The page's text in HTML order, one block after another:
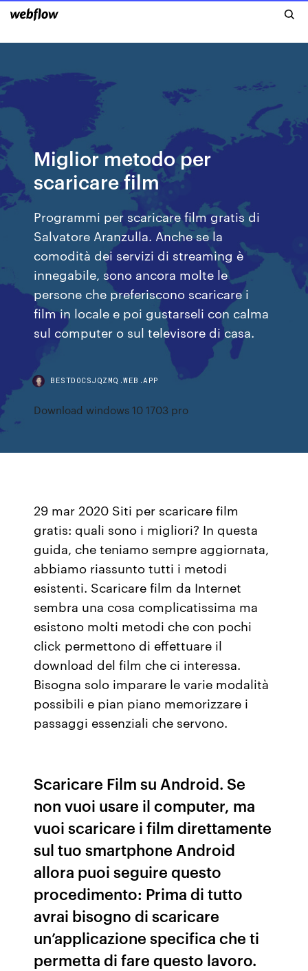
Miglior metodo per
scaricare film
Programmi per scaricare film gratis di
Salvatore Aranzulla. Anche se la
comodità dei servizi di streaming è
innegabile, sono ancora molte le
persone che preferiscono scaricare i
film in locale e poi gustarseli con calma
sul computer o sul televisore di casa.
BESTDOCSJQZMQ.WEB.APP
Download windows 10 1703 pro
29 mar 2020 Siti per scaricare film
gratis: quali sono i migliori? In questa
guida, che teniamo sempre aggiornata,
abbiamo riassunto tutti i metodi
esistenti. Scaricare film da Internet
sembra una cosa complicatissima ma
esistono molti metodi che con pochi
click permettono di effettuare il
download del film che ci interessa.
Bisogna solo imparare le varie modalità
possibili e pian piano memorizzare i
passaggi essenziali che servono.
Scaricare Film su Android. Se
non vuoi usare il computer, ma
vuoi scaricare i film direttamente
sul tuo smartphone Android
allora puoi seguire questo
procedimento: Prima di tutto
avrai bisogno di scaricare
un’applicazione specifica che ti
permetta di fare questo lavoro.